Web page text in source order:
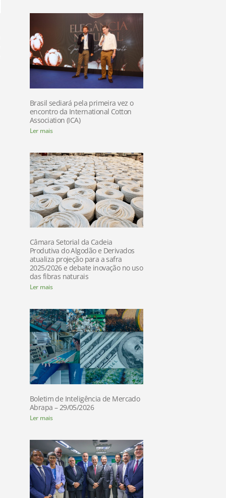
Brasil sediará pela primeira vez o
encontro da International Cotton
Association (ICA)
Ler mais
Câmara Setorial da Cadeia
Produtiva do Algodão e Derivados
atualiza projeção para a safra
2025/2026 e debate inovação no uso
das fibras naturais
Ler mais
Boletim de Inteligência de Mercado
Abrapa – 29/05/2026
Ler mais